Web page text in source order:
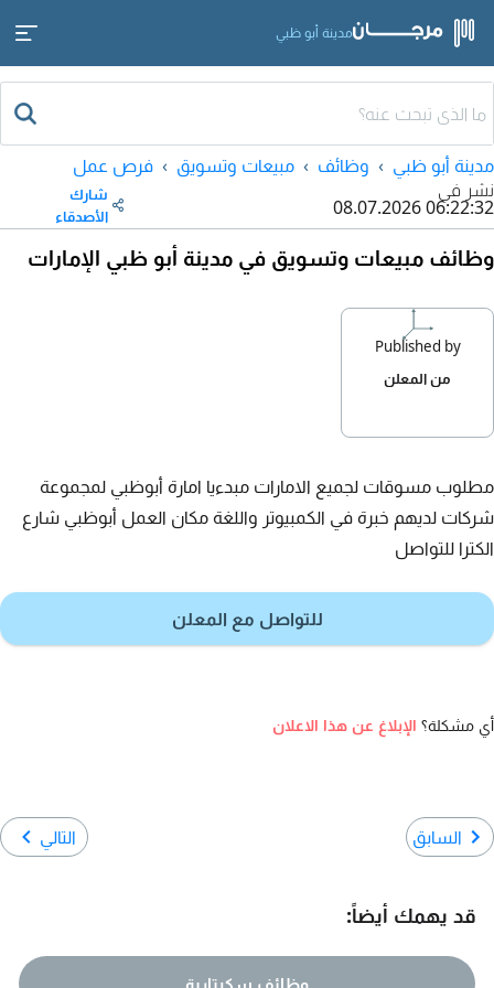
مدينة أبو ظبي
مدينة أبو ظبي وظائف مبيعات وتسويق
فرص عمل
نشر في
08.07.2026 06:22:32
شارك
الأصدقاء
وظائف مبيعات وتسويق في مدينة أبو ظبي الإمارات
Published by
من المعلن
مطلوب مسوقات لجميع الامارات مبدءيا امارة أبوظبي لمجموعة
شركات لديهم خبرة في الكمبيوتر واللغة مكان العمل أبوظبي شارع
الكترا للتواصل
للتواصل مع المعلن
أي مشكلة؟ الإبلاغ عن هذا الاعلان
السابق التالي
قد يهمك أيضاً:
وظائف سكرتارية